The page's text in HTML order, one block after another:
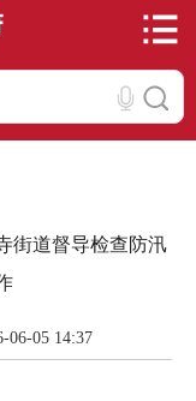
街道督导检查防汛
06-05 14:37